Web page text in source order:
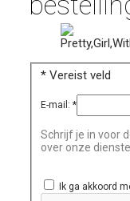
* Vereist veld
E-mail:*
Schrijf je in voor
over onze
Ik ga akkoord